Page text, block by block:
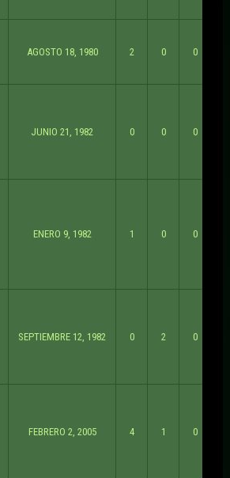
AGOSTO 18, 1980 2 0 0
JUNIO 21, 1982 0 0 0
ENERO 9, 1982 1 0 0
SEPTIEMBRE 12, 1982 0 2 0
FEBRERO 2, 2005 4 1 0